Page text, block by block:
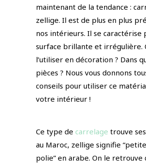
maintenant de la tendance :
zellige. Il est de plus en plus
nos intérieurs. Il se caractérise
surface brillante et irrégulière.
l’utiliser en décoration ? Dans
pièces ? Nous vous donnons
conseils pour utiliser ce
votre intérieur !
Ce type de carrelage trouve
au Maroc, zellige signifie
polie” en arabe. On le retrouve